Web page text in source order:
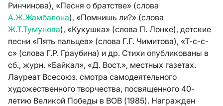
Ринчинова), «Песня о братстве» (слова
А.Ж.Жамбалона), «Помнишь ли?» (слова
Ж.Т.Тумунова), «Кукушка» (слова П. Лонке), детские
песни «Пять пальцев» (слова Г.Г. Чимитова), «Т-с-с-
с» (слова Г.Р. Граубина) и др. Стихи опубликованы в
сб., журн. «Байкал», «Д. Вост.», местных газетах.
Лауреат Всесоюз. смотра самодеятельного
художественного творчества, посвященного 40-
летию Великой Победы в ВОВ (1985). Награжден